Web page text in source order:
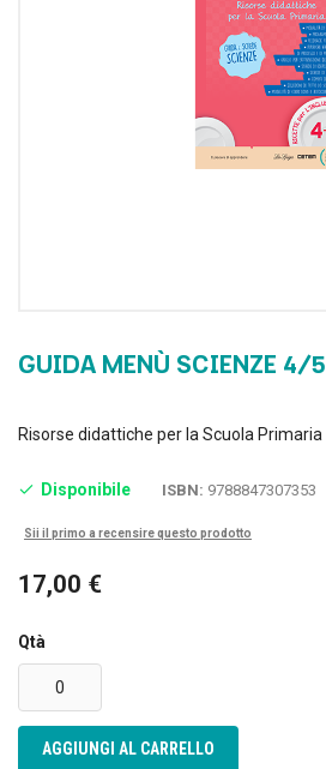
GUIDA MENÙ SCIENZE 4/5
Disponibile ISBN: 9788847307353
Sii il primo a recensire questo prodotto
17,00 €
Qtà
AGGIUNGI AL CARRELLO
Risorse didattiche per la Scuola Primaria